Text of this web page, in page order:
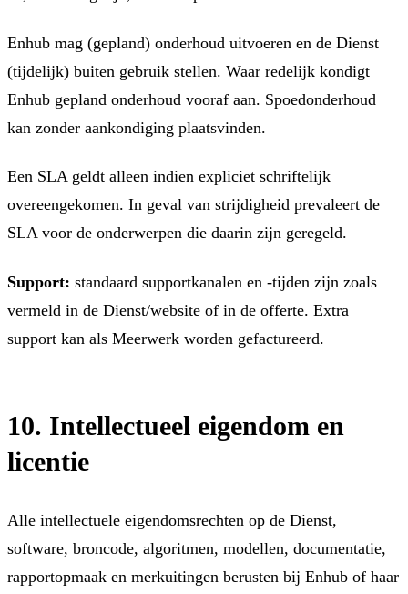
Enhub mag (gepland) onderhoud uitvoeren en de Dienst
(tijdelijk) buiten gebruik stellen. Waar redelijk kondigt
Enhub gepland onderhoud vooraf aan. Spoedonderhoud
kan zonder aankondiging plaatsvinden.
Een SLA geldt alleen indien expliciet schriftelijk
overeengekomen. In geval van strijdigheid prevaleert de
SLA voor de onderwerpen die daarin zijn geregeld.
Support: standaard supportkanalen en -tijden zijn zoals
vermeld in de Dienst/website of in de offerte. Extra
support kan als Meerwerk worden gefactureerd.
10. Intellectueel eigendom en
licentie
Alle intellectuele eigendomsrechten op de Dienst,
software, broncode, algoritmen, modellen, documentatie,
rapportopmaak en merkuitingen berusten bij Enhub of haar